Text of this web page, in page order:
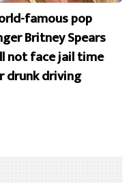
famous pop
Britney Spears
not face jail time
drunk driving